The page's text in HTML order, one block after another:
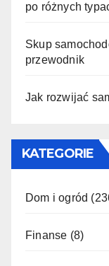
po różnych
Skup
przewodnik
Jak rozwijać
KATEGORIE
Dom i ogród
Finanse (8)